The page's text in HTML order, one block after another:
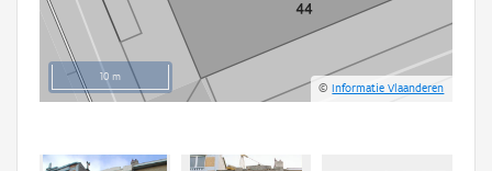
10 m
©Informatie Vlaanderen